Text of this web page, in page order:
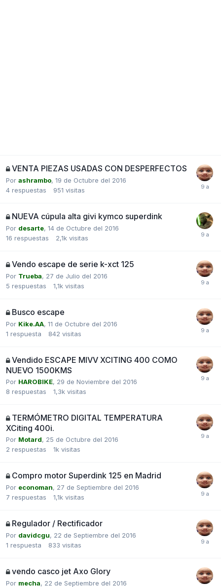
VENTA PIEZAS USADAS CON DESPERFECTOS
Por ashrambo, 19 de Octubre del 2016
4 respuestas 951 visitas
NUEVA cúpula alta givi kymco superdink
Por desarte, 14 de Octubre del 2016
16 respuestas 2,1k visitas
Vendo escape de serie k-xct 125
Por Trueba, 27 de Julio del 2016
5 respuestas 1,1k visitas
Busco escape
Por Kike.AA, 11 de Octubre del 2016
1 respuesta 842 visitas
Vendido ESCAPE MIVV XCITING 400 COMO
NUEVO 1500KMS
Por HAROBIKE, 29 de Noviembre del 2016
8 respuestas 1,3k visitas
TERMÓMETRO DIGITAL TEMPERATURA
XCiting 400i.
Por Motard, 25 de Octubre del 2016
2 respuestas 1k visitas
Compro motor Superdink 125 en Madrid
Por economan, 27 de Septiembre del 2016
7 respuestas 1,1k visitas
Regulador / Rectificador
Por davidcgu, 22 de Septiembre del 2016
1 respuesta 833 visitas
vendo casco jet Axo Glory
Por mecha, 22 de Septiembre del 2016